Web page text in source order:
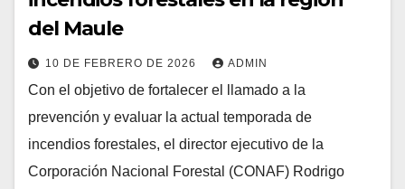
del Maule
10 DE FEBRERO DE 2026 ADMIN
Con el objetivo de fortalecer el llamado a la
prevención y evaluar la actual temporada de
incendios forestales, el director ejecutivo de la
Corporación Nacional Forestal (CONAF) Rodrigo